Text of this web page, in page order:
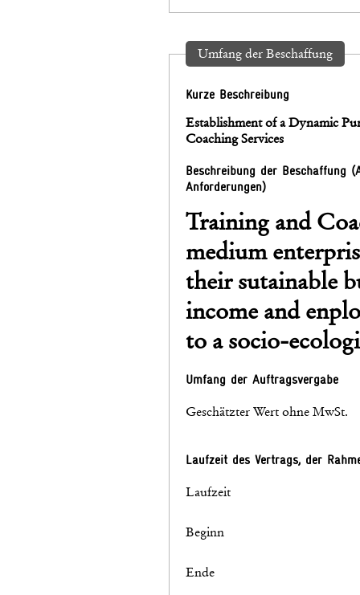
Umfang der Beschaffung
Kurze Beschreibung
Establishment of a Dynamic
Coaching Services
Beschreibung der Beschaffung
Anforderungen)
Training and
medium
their sutainable
income and
to a socio-
Umfang der Auftragsvergabe
Geschätzter Wert ohne MwSt.
Laufzeit des Vertrags, der
Laufzeit
Beginn
Ende